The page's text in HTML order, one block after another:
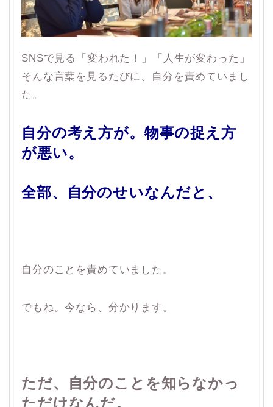
SNSで見る「変われた！」「人生が変わった」
そんな言葉を見るたびに、自分を責めていまし
た。
自分の考え方が。物事の捉え方
が悪い。
全部、自分のせいなんだと、
自分のことを責めていました。
でもね。今なら、分かります。
ただ、自分のことを知らなかっ
ただけなんだ。